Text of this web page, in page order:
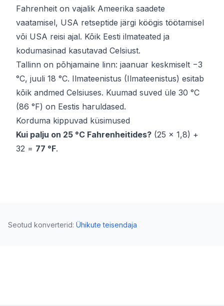
Fahrenheit on vajalik Ameerika saadete
vaatamisel, USA retseptide järgi köögis töötamisel
või USA reisi ajal. Kõik Eesti ilmateated ja
kodumasinad kasutavad Celsiust.
Tallinn on põhjamaine linn: jaanuar keskmiselt −3
°C, juuli 18 °C. Ilmateenistus (Ilmateenistus) esitab
kõik andmed Celsiuses. Kuumad suved üle 30 °C
(86 °F) on Eestis haruldased.
Korduma kippuvad küsimused
Kui palju on 25 °C Fahrenheitides? (25 × 1,8) +
32 = 77 °F.
Seotud konverterid: Ühikute teisendaja